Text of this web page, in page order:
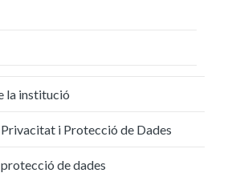
la institució
i Protecció de Dades
de dades